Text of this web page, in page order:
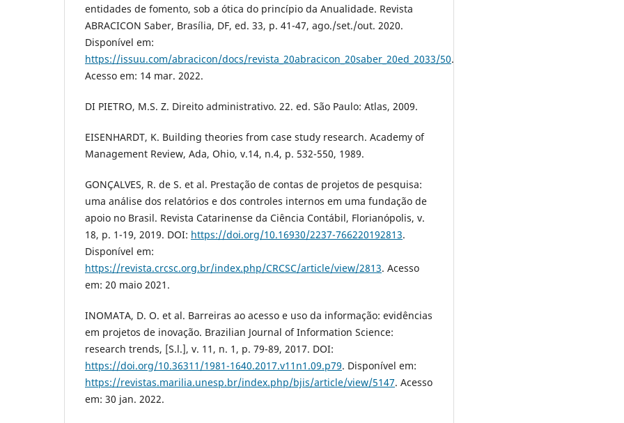
entidades de fomento, sob a ótica do princípio da Anualidade. Revista
ABRACICON Saber, Brasília, DF, ed. 33, p. 41-47, ago./set./out. 2020.
Disponível em:
https://issuu.com/abracicon/docs/revista_20abracicon_20saber_20ed_2033/50.
Acesso em: 14 mar. 2022.
DI PIETRO, M.S. Z. Direito administrativo. 22. ed. São Paulo: Atlas, 2009.
EISENHARDT, K. Building theories from case study research. Academy of
Management Review, Ada, Ohio, v.14, n.4, p. 532-550, 1989.
GONÇALVES, R. de S. et al. Prestação de contas de projetos de pesquisa:
uma análise dos relatórios e dos controles internos em uma fundação de
apoio no Brasil. Revista Catarinense da Ciência Contábil, Florianópolis, v.
18, p. 1-19, 2019. DOI: https://doi.org/10.16930/2237-766220192813.
Disponível em:
https://revista.crcsc.org.br/index.php/CRCSC/article/view/2813. Acesso
em: 20 maio 2021.
INOMATA, D. O. et al. Barreiras ao acesso e uso da informação: evidências
em projetos de inovação. Brazilian Journal of Information Science:
research trends, [S.l.], v. 11, n. 1, p. 79-89, 2017. DOI:
https://doi.org/10.36311/1981-1640.2017.v11n1.09.p79. Disponível em:
https://revistas.marilia.unesp.br/index.php/bjis/article/view/5147. Acesso
em: 30 jan. 2022.